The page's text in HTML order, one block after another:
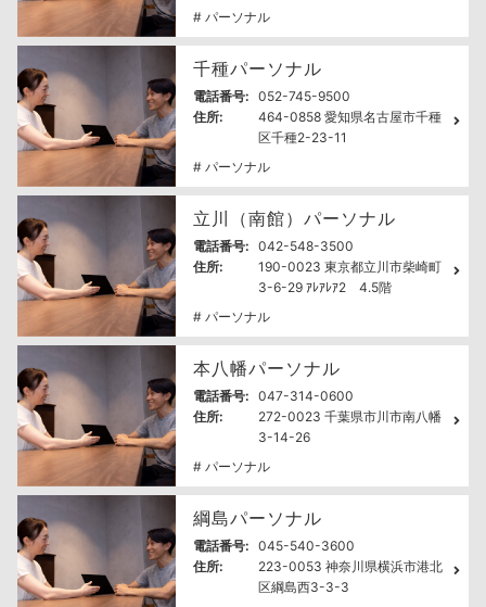
# パーソナル
千種パーソナル
電話番号: 052-745-9500
住所:
464-0858 愛知県名古屋市千種
区千種2-23-11
# パーソナル
立川（南館）パーソナル
電話番号: 042-548-3500
住所:
190-0023 東京都立川市柴崎町
3-6-29 ｱﾚｱﾚｱ2 4.5階
# パーソナル
本八幡パーソナル
電話番号: 047-314-0600
住所:
272-0023 千葉県市川市南八幡
3-14-26
# パーソナル
綱島パーソナル
電話番号: 045-540-3600
住所:
223-0053 神奈川県横浜市港北
区綱島西3-3-3